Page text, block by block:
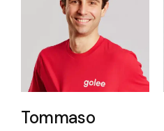
Tommaso